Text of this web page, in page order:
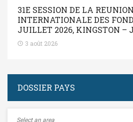
31E SESSION DE LA
INTERNATIONALE DES
JUILLET 2026, KINGSTON –
3 août 2026
DOSSIER PAYS